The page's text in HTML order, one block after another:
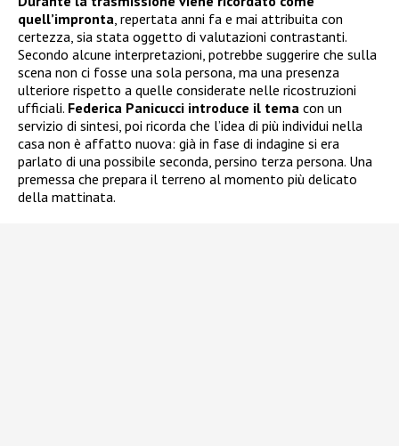
quell’impronta , repertata anni fa e mai attribuita con
certezza, sia stata oggetto di valutazioni contrastanti.
Secondo alcune interpretazioni, potrebbe suggerire che sulla
scena non ci fosse una sola persona, ma una presenza
ulteriore rispetto a quelle considerate nelle ricostruzioni
ufficiali. Federica Panicucci introduce il tema con un
servizio di sintesi, poi ricorda che l’idea di più individui nella
casa non è affatto nuova: già in fase di indagine si era
parlato di una possibile seconda, persino terza persona. Una
premessa che prepara il terreno al momento più delicato
della mattinata.